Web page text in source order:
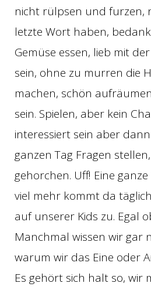
nicht rülpsen und furzen,
letzte Wort haben,
Gemüse essen, lieb mit
sein, ohne zu murren die
machen, schön
sein. Spielen, aber kein
interessiert sein aber
ganzen Tag Fragen
gehorchen. Uff! Eine
viel mehr kommt da
auf unserer Kids zu. Egal
Manchmal wissen wir gar
warum wir das Eine oder
Es gehört sich halt so, wir